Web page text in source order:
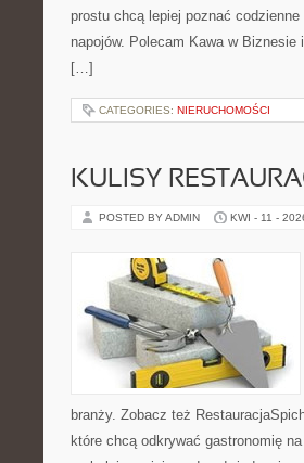
prostu chcą lepiej poznać
napojów. Polecam Kawa w
[…]
CATEGORIES: NIERUCHOMOŚCI
KULISY
POSTED BY ADMIN KWI - 11 -
branży. Zobacz też
które chcą odkrywać gastronomię